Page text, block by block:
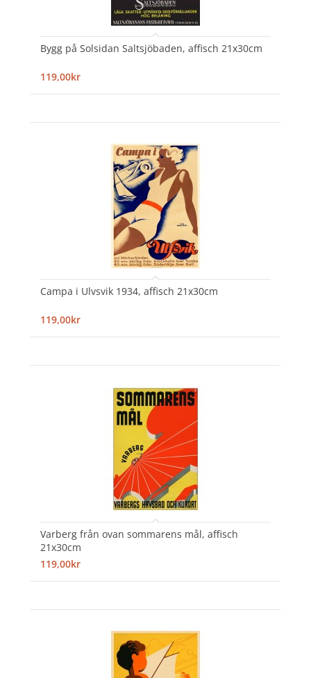
Bygg på Solsidan Saltsjöbaden, affisch 21x30cm
119,00kr
Campa i Ulvsvik 1934, affisch 21x30cm
119,00kr
Varberg från ovan sommarens mål, affisch
21x30cm
119,00kr